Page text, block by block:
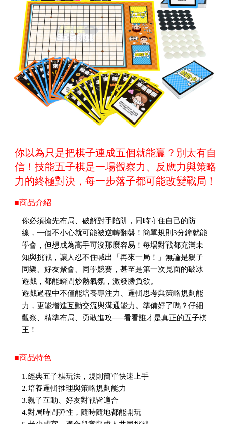
你以為只是把棋子連成五個就能贏？別太有自
信！技能五子棋是一場觀察力、反應力與策略
力的終極對決，每一步落子都可能改變戰局！
■商品介紹
你必須搶先布局、破解對手陷阱，同時守住自己的防
線，一個不小心就可能被逆轉翻盤！簡單規則3分鐘就能
學會，但想成為高手可沒那麼容易！每場對戰都充滿未
知與挑戰，讓人忍不住喊出「再來一局！」無論是親子
同樂、好友聚會、同學競賽，甚至是第一次見面的破冰
遊戲，都能瞬間炒熱氣氛，激發勝負欲。
遊戲過程中不僅能培養專注力、邏輯思考與策略規劃能
力，更能增進互動交流與溝通能力。準備好了嗎？仔細
觀察、精準布局、勇敢進攻──看看誰才是真正的五子棋
王！
■商品特色
1.經典五子棋玩法，規則簡單快速上手
2.培養邏輯推理與策略規劃能力
3.親子互動、好友對戰皆適合
4.對局時間彈性，隨時隨地都能開玩